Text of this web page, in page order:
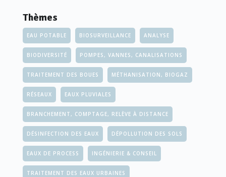
Thèmes
EAU POTABLE BIOSURVEILLANCE ANALYSE
BIODIVERSITÉ POMPES, VANNES, CANALISATIONS
TRAITEMENT DES BOUES MÉTHANISATION, BIOGAZ
RÉSEAUX EAUX PLUVIALES
BRANCHEMENT, COMPTAGE, RELÈVE À DISTANCE
DÉSINFECTION DES EAUX DÉPOLLUTION DES SOLS
EAUX DE PROCESS INGÉNIERIE & CONSEIL
TRAITEMENT DES EAUX URBAINES